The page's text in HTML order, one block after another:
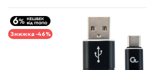
Знижка -46%